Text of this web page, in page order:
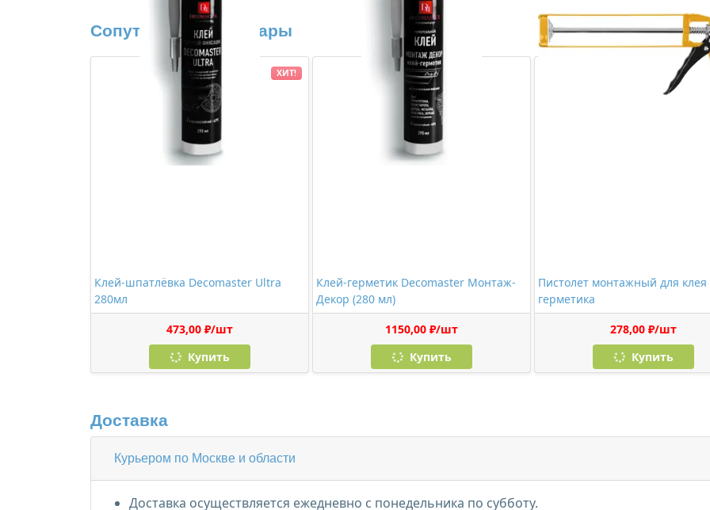
Сопутствующие товары
Клей-шпатлёвка Decomaster Ultra
280мл
473,00 ₽/шт
Купить
ХИТ!
Клей-герметик Decomaster Монтаж-
Декор (280 мл)
1150,00 ₽/шт
Купить
Пистолет монтажный для клея
герметика
278,00 ₽/шт
Купить
Доставка
Курьером по Москве и области
Доставка осуществляется ежедневно с понедельника по субботу.